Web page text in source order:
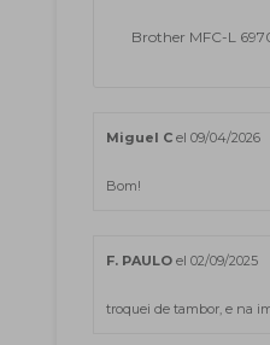
Brother MFC-L
Miguel C el 09/04/2026
Bom!
F. PAULO el 02/09/2025
troquei de tambor, e na